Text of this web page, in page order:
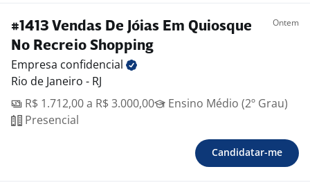
#1413 Vendas De Jóias Em Quiosque
No Recreio Shopping
Ontem
Empresa confidencial
Rio de Janeiro - RJ
R$ 1.712,00 a R$ 3.000,00
Ensino Médio (2º Grau)
Presencial
Candidatar-me